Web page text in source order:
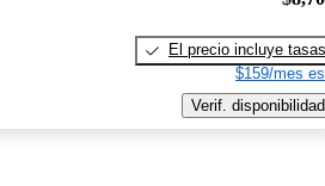
El precio incluye tasas
$159/mes
Verif. disponibilidad